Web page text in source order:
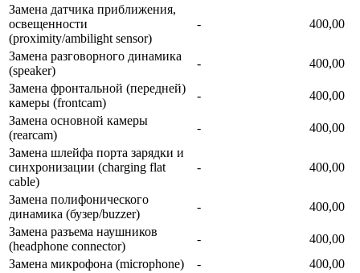
Замена датчика приближения,
освещенности
(proximity/ambilight sensor)
- 400,00
Замена разговорного динамика
(speaker)
-
400,00
Замена фронтальной (передней)
камеры (frontcam)
-
400,00
Замена основной камеры
(rearcam)
-
400,00
Замена шлейфа порта зарядки и
синхронизации (charging flat
cable)
- 400,00
Замена полифонического
динамика (бузер/buzzer)
-
400,00
Замена разъема наушников
(headphone connector)
-
400,00
Замена микрофона (microphone)
-
400,00